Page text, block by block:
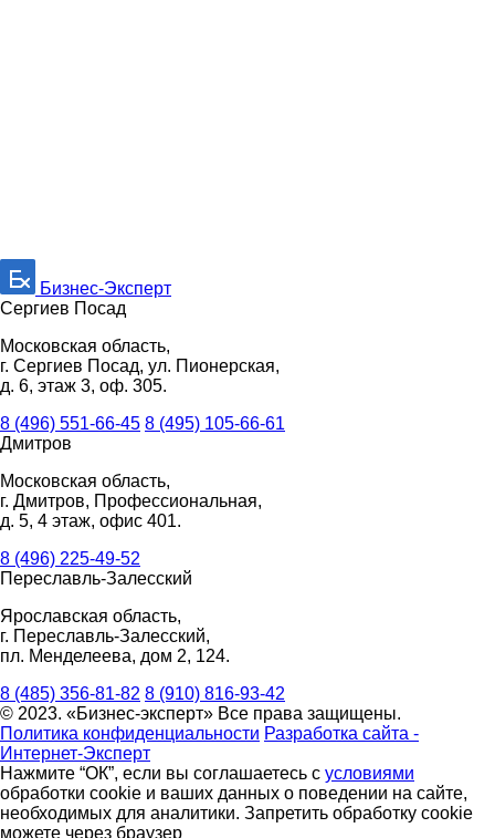
Бизнес-Эксперт
Сергиев Посад
Московская область,
г. Сергиев Посад, ул. Пионерская,
д. 6, этаж 3, оф. 305.
8 (496) 551-66-45 8 (495) 105-66-61
Дмитров
Московская область,
г. Дмитров, Профессиональная,
д. 5, 4 этаж, офис 401.
8 (496) 225-49-52
Переславль-Залесский
Ярославская область,
г. Переславль-Залесский,
пл. Менделеева, дом 2, 124.
8 (485) 356-81-82 8 (910) 816-93-42
© 2023. «Бизнес-эксперт» Все права защищены.
Политика конфиденциальности Разработка сайта -
Интернет-Эксперт
Нажмите “ОК”, если вы соглашаетесь с условиями
обработки cookie и ваших данных о поведении на сайте,
необходимых для аналитики. Запретить обработку cookie
можете через браузер